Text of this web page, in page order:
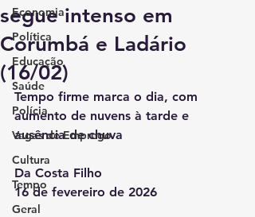
Economia
Política
Educação
Saúde
Polícia
Vagas de Emprego
Cultura
Tempo
Geral
segue intenso em
Corumbá e Ladário
(16/02)
Tempo firme marca o dia, com
aumento de nuvens à tarde e
ausência de chuva
Da Costa Filho
16 de fevereiro de 2026